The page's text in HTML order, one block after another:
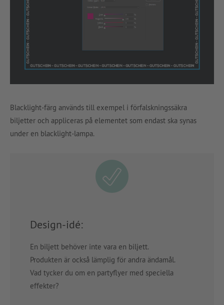
Blacklight-färg används till exempel i förfalskningssäkra
biljetter och appliceras på elementet som endast ska synas
under en blacklight-lampa.
Design-idé:
En biljett behöver inte vara en biljett.
Produkten är också lämplig för andra ändamål.
Vad tycker du om en partyflyer med speciella
effekter?